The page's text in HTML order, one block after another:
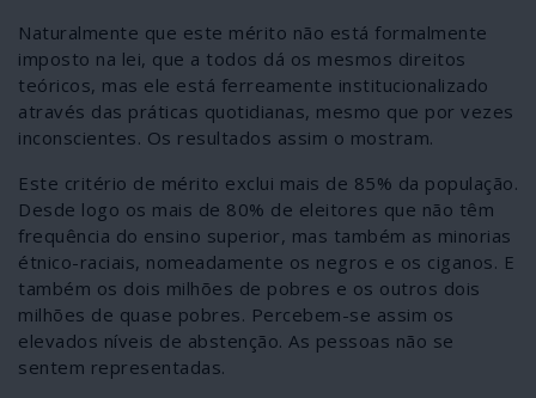
Naturalmente que este mérito não está formalmente
imposto na lei, que a todos dá os mesmos direitos
teóricos, mas ele está ferreamente institucionalizado
através das práticas quotidianas, mesmo que por vezes
inconscientes. Os resultados assim o mostram.
Este critério de mérito exclui mais de 85% da população.
Desde logo os mais de 80% de eleitores que não têm
frequência do ensino superior, mas também as minorias
étnico-raciais, nomeadamente os negros e os ciganos. E
também os dois milhões de pobres e os outros dois
milhões de quase pobres. Percebem-se assim os
elevados níveis de abstenção. As pessoas não se
sentem representadas.